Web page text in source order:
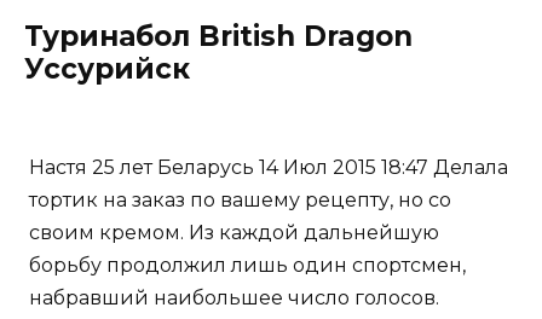
Туринабол British Dragon
Уссурийск
Настя 25 лет Беларусь 14 Июл 2015 18:47 Делала
тортик на заказ по вашему рецепту, но со
своим кремом. Из каждой дальнейшую
борьбу продолжил лишь один спортсмен,
набравший наибольшее число голосов.